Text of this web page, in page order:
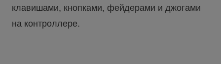
клавишами, кнопками, фейдерами и джогами
на контроллере.